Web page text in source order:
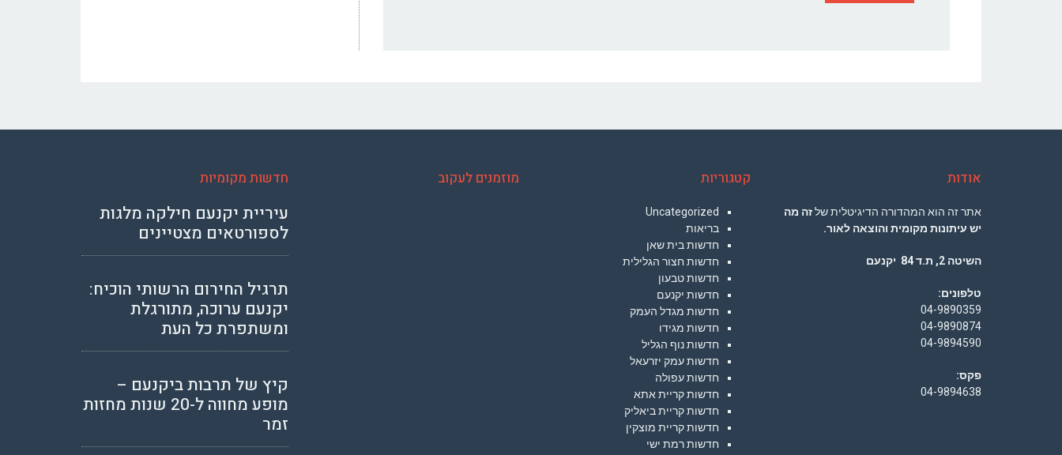
אודות
אתר זה הוא המהדורה הדיגיטלית שלזה מה
יש עיתונות מקומית והוצאה לאור.
השיטה 2, ת.ד 84 יקנעם
טלפונים:
04-9890359
04-9890874
04-9894590
פקס:
04-9894638
קטגוריות
Uncategorized
בריאות
חדשות בית שאן
חדשות חצור הגלילית
חדשות טבעון
חדשות יקנעם
חדשות מגדל העמק
חדשות מגידו
חדשות נוף הגליל
חדשות עמק יזרעאל
חדשות עפולה
חדשות קריית אתא
חדשות קריית ביאליק
חדשות קריית מוצקין
חדשות רמת ישי
מוזמנים לעקוב חדשות מקומיות
עיריית יקנעם חילקה מלגות
לספורטאים מצטיינים
תרגיל החירום הרשותי הוכיח:
יקנעם ערוכה, מתורגלת
ומשתפרת כל העת
קיץ של תרבות ביקנעם –
מופע מחווה ל-20 שנות מחזות
זמר